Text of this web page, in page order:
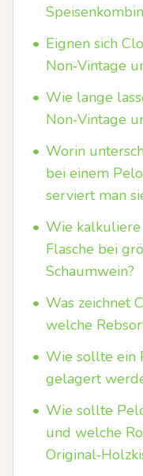
• Eignen sich
Non‑Vintage
• Wie lange
Non‑Vintage
• Worin
bei einem
serviert man
• Wie kalkuliere
Flasche bei
Schaumwein?
• Was zeichnet
welche
• Wie sollte ein
gelagert
• Wie sollte
und welche